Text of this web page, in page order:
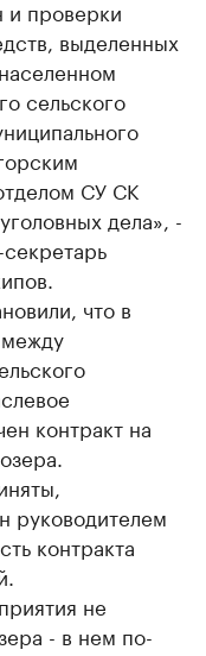
и проверки
выделенных
сельского
СУ СК
дела», -
что в
контракт на
руководителем
контракта
не
- в нем по-